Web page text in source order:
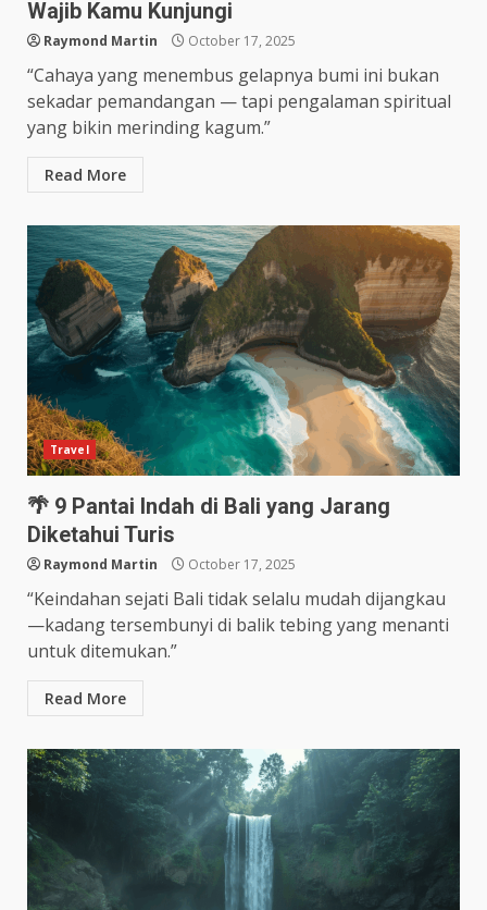
Wajib Kamu Kunjungi
Raymond Martin October 17, 2025
“Cahaya yang menembus gelapnya bumi ini bukan
sekadar pemandangan — tapi pengalaman spiritual
yang bikin merinding kagum.”
Read More
Travel
🌴 9 Pantai Indah di Bali yang Jarang
Diketahui Turis
Raymond Martin October 17, 2025
“Keindahan sejati Bali tidak selalu mudah dijangkau
—kadang tersembunyi di balik tebing yang menanti
untuk ditemukan.”
Read More